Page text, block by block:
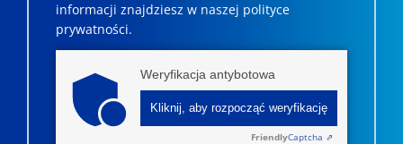
informacji znajdziesz w naszej polityce
prywatności.
Weryfikacja antybotowa
Kliknij, aby rozpocząć weryfikację
FriendlyCaptcha ⇗